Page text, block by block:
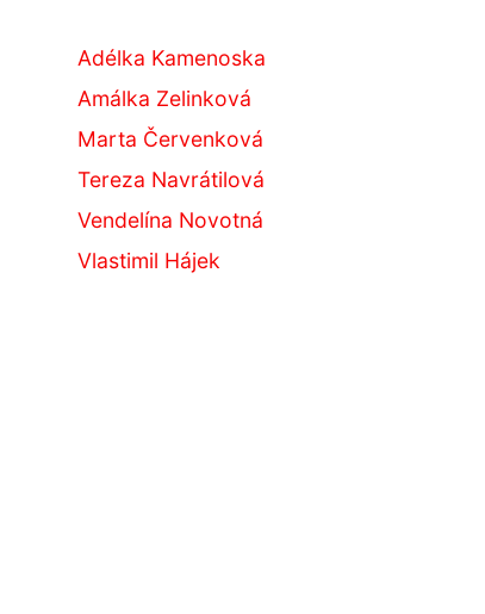
Adélka Kamenoska
Amálka Zelinková
Marta Červenková
Tereza Navrátilová
Vendelína Novotná
Vlastimil Hájek